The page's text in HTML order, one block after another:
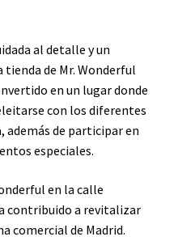
al detalle y un
de Mr. Wonderful
en un lugar donde
con los diferentes
además de participar en
especiales.
en la calle
contribuido a revitalizar
comercial de Madrid.